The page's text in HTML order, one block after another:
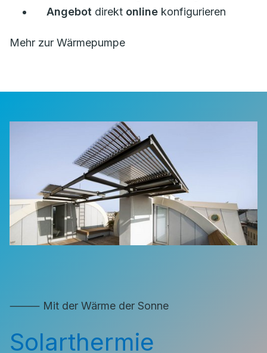
Angebot direkt online konfigurieren
Mehr zur Wärmepumpe
⸻ Mit der Wärme der Sonne
Solarthermie